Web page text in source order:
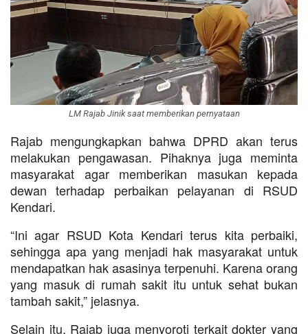
LM Rajab Jinik saat memberikan pernyataan
Rajab mengungkapkan bahwa DPRD akan terus
melakukan pengawasan. Pihaknya juga meminta
masyarakat agar memberikan masukan kepada
dewan terhadap perbaikan pelayanan di RSUD
Kendari.
“Ini agar RSUD Kota Kendari terus kita perbaiki,
sehingga apa yang menjadi hak masyarakat untuk
mendapatkan hak asasinya terpenuhi. Karena orang
yang masuk di rumah sakit itu untuk sehat bukan
tambah sakit,” jelasnya.
Selain itu, Rajab juga menyoroti terkait dokter yang